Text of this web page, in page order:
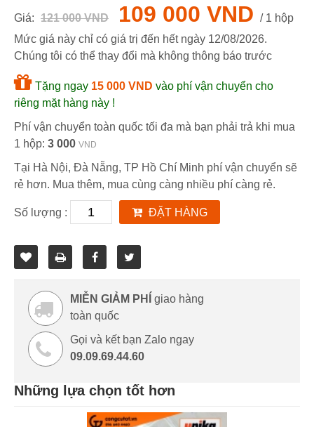
Giá: 121 000 VND 109 000 VND / 1 hộp
Mức giá này chỉ có giá trị đến hết ngày 12/08/2026.
Chúng tôi có thể thay đổi mà không thông báo trước
Tặng ngay 15 000 VND vào phí vận chuyển cho
riêng mặt hàng này !
Phí vận chuyển toàn quốc tối đa mà bạn phải trả khi mua
1 hộp: 3 000 VND
Tại Hà Nội, Đà Nẵng, TP Hồ Chí Minh phí vận chuyển sẽ
rẻ hơn. Mua thêm, mua cùng càng nhiều phí càng rẻ.
Số lượng : ĐẶT HÀNG
MIỄN GIẢM PHÍ
giao hàng
toàn quốc
Gọi và kết bạn Zalo ngay
09.09.69.44.60
Những lựa chọn tốt hơn